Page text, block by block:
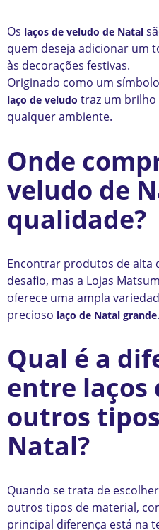
Os laços de veludo de Natal
quem deseja adicionar um
às decorações festivas.
Originado como um
laço de veludo traz um brilho
qualquer ambiente.
Onde
veludo de
qualidade?
Encontrar produtos de alta
desafio, mas a Lojas
oferece uma ampla
precioso laço de Natal grande.
Qual é a
entre laços
outros
Natal?
Quando se trata de
outros tipos de material,
principal diferença está na